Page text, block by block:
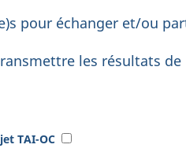
pour échanger et/ou
les résultats
TAI-OC